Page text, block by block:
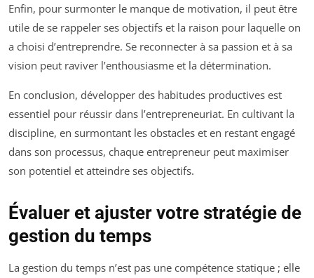
Enfin, pour surmonter le manque de motivation, il peut être
utile de se rappeler ses objectifs et la raison pour laquelle on
a choisi d’entreprendre. Se reconnecter à sa passion et à sa
vision peut raviver l’enthousiasme et la détermination.
En conclusion, développer des habitudes productives est
essentiel pour réussir dans l’entrepreneuriat. En cultivant la
discipline, en surmontant les obstacles et en restant engagé
dans son processus, chaque entrepreneur peut maximiser
son potentiel et atteindre ses objectifs.
Évaluer et ajuster votre stratégie de
gestion du temps
La gestion du temps n’est pas une compétence statique ; elle